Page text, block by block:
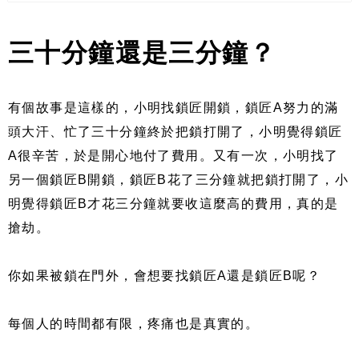
三十分鐘還是三分鐘？
有個故事是這樣的，小明找鎖匠開鎖，鎖匠A努力的滿
頭大汗、忙了三十分鐘終於把鎖打開了，小明覺得鎖匠
A很辛苦，於是開心地付了費用。又有一次，小明找了
另一個鎖匠B開鎖，鎖匠B花了三分鐘就把鎖打開了，小
明覺得鎖匠B才花三分鐘就要收這麼高的費用，真的是
搶劫。
你如果被鎖在門外，會想要找鎖匠A還是鎖匠B呢？
每個人的時間都有限，疼痛也是真實的。